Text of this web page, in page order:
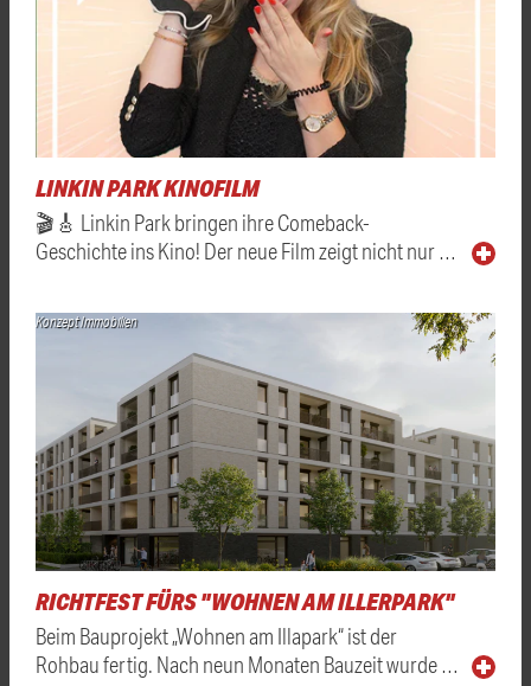
LINKIN PARK KINOFILM
🎬🎸 Linkin Park bringen ihre Comeback-
Geschichte ins Kino! Der neue Film zeigt nicht nur …
Konzept Immobilien
RICHTFEST FÜRS "WOHNEN AM ILLERPARK"
Beim Bauprojekt „Wohnen am Illapark“ ist der
Rohbau fertig. Nach neun Monaten Bauzeit wurde …